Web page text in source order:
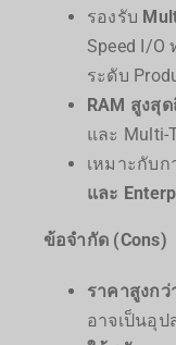
รองรับ
Speed I/O
ระดับ
RAM สูงสุด
และ Multi-
เหมาะกับก
และ
ข้อจำกัด (Cons)
ราคาสูงกว่
อาจเป็นอุป